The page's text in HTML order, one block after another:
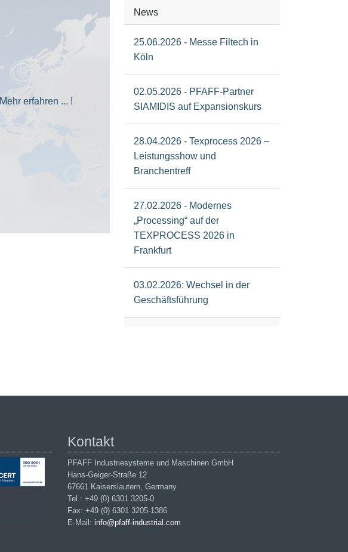
Mehr erfahren ... !
News
25.06.2026 - Messe Filtech in
Köln
02.05.2026 - PFAFF-Partner
SIAMIDIS auf Expansionskurs
28.04.2026 - Texprocess 2026 –
Leistungsshow und
Branchentreff
27.02.2026 - Modernes
„Processing“ auf der
TEXPROCESS 2026 in
Frankfurt
03.02.2026: Wechsel in der
Geschäftsführung
Kontakt
PFAFF Industriesysteme und Maschinen GmbH
Hans-Geiger-Straße 12
67661 Kaiserslautern, Germany
Tel.: +49 (0) 6301 3205-0
Fax: +49 (0) 6301 3205-1386
E-Mail: info@pfaff-industrial.com